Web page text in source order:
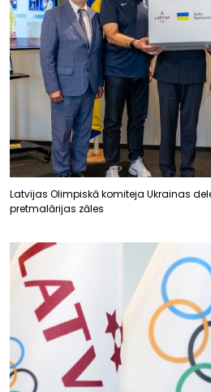
Latvijas Olimpiskā komiteja Ukrainas
pretmalārijas zāles